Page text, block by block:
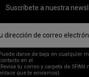
Suscríbete a nuestra
Puede darse de baja en cualquier
en el
.
tu correo y carpeta de
que te enviamos)